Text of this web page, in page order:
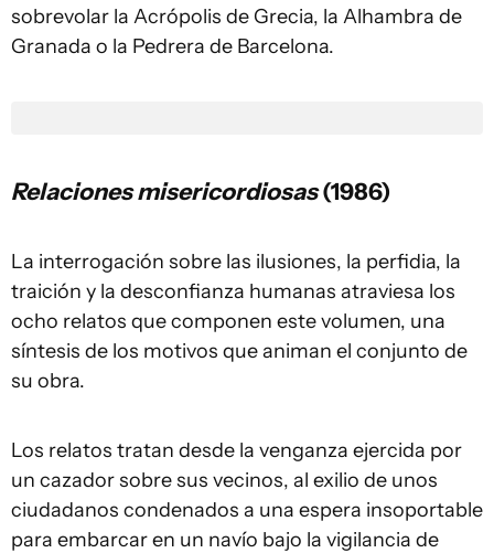
sobrevolar la Acrópolis de Grecia, la Alhambra de
Granada o la Pedrera de Barcelona.
Relaciones misericordiosas(1986)
La interrogación sobre las ilusiones, la perfidia, la
traición y la desconfianza humanas atraviesa los
ocho relatos que componen este volumen, una
síntesis de los motivos que animan el conjunto de
su obra.
Los relatos tratan desde la venganza ejercida por
un cazador sobre sus vecinos, al exilio de unos
ciudadanos condenados a una espera insoportable
para embarcar en un navío bajo la vigilancia de